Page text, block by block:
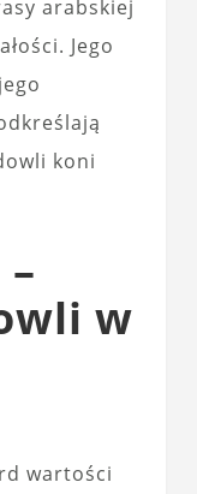
arabskiej
Jego
koni
w
wartości